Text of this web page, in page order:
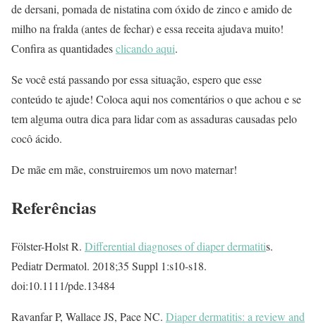
de dersani, pomada de nistatina com óxido de zinco e amido de
milho na fralda (antes de fechar) e essa receita ajudava muito!
Confira as quantidadesclicando aqui.
Se você está passando por essa situação, espero que esse
conteúdo te ajude! Coloca aqui nos comentários o que achou e se
tem alguma outra dica para lidar com as assaduras causadas pelo
cocô ácido.
De mãe em mãe, construiremos um novo maternar!
Referências
Fölster-Holst R. Differential diagnoses of diaper dermatitis.
Pediatr Dermatol. 2018;35 Suppl 1:s10-s18.
doi:10.1111/pde.13484
Ravanfar P, Wallace JS, Pace NC. Diaper dermatitis: a review and